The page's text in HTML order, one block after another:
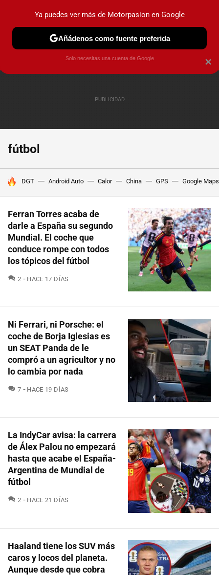
PRUEBAS COCHES ELÉCTRICOS OBSERVATORIO
fútbol
HOY SE HABLA DE
DGT Android Auto Calor China GPS Google Maps
Ferran Torres acaba de
darle a España su segundo
Mundial. El coche que
conduce rompe con todos
los tópicos del fútbol
2 COMENTARIOS
HACE 17 DÍAS
Ni Ferrari, ni Porsche: el
coche de Borja Iglesias es
un SEAT Panda de le
compró a un agricultor y no
lo cambia por nada
7 COMENTARIOS
HACE 19 DÍAS
La IndyCar avisa: la carrera
de Álex Palou no empezará
hasta que acabe el España-
Argentina de Mundial de
fútbol
2 COMENTARIOS
HACE 21 DÍAS
Haaland tiene los SUV más
caros y locos del planeta.
Aunque desde que cobra
×
Ya puedes ver más de Motorpasion en Google
Añádenos como fuente preferida
Solo necesitas una cuenta de Google